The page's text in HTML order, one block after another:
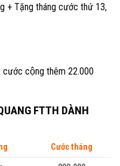
+ Tặng tháng cước thứ 13,
cộng thêm 22.000
FTTH DÀNH
Cước tháng